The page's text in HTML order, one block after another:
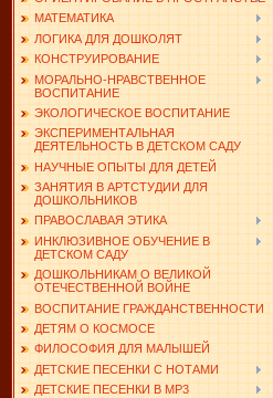
МАТЕМАТИКА
ЛОГИКА ДЛЯ ДОШКОЛЯТ
КОНСТРУИРОВАНИЕ
МОРАЛЬНО-НРАВСТВЕННОЕ
ВОСПИТАНИЕ
ЭКОЛОГИЧЕСКОЕ ВОСПИТАНИЕ
ЭКСПЕРИМЕНТАЛЬНАЯ
ДЕЯТЕЛЬНОСТЬ В ДЕТСКОМ САДУ
НАУЧНЫЕ ОПЫТЫ ДЛЯ ДЕТЕЙ
ЗАНЯТИЯ В АРТСТУДИИ ДЛЯ
ДОШКОЛЬНИКОВ
ПРАВОСЛАВАЯ ЭТИКА
ИНКЛЮЗИВНОЕ ОБУЧЕНИЕ В
ДЕТСКОМ САДУ
ДОШКОЛЬНИКАМ О ВЕЛИКОЙ
ОТЕЧЕСТВЕННОЙ ВОЙНЕ
ВОСПИТАНИЕ ГРАЖДАНСТВЕННОСТИ
ДЕТЯМ О КОСМОСЕ
ФИЛОСОФИЯ ДЛЯ МАЛЫШЕЙ
ДЕТСКИЕ ПЕСЕНКИ С НОТАМИ
ДЕТСКИЕ ПЕСЕНКИ В MP3